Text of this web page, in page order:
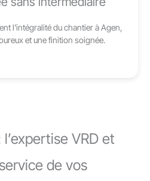
l’intégralité du chantier à Agen,
et une finition soignée.
VRD et
de vos